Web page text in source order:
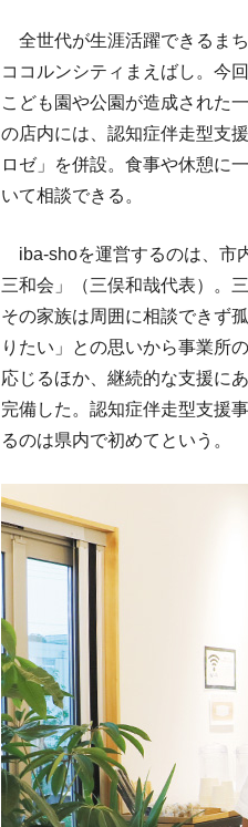
全世代が生涯活躍できるま
ココルンシティまえばし。今
こども園や公園が造成された
の店内には、認知症伴走型支
ロゼ」を併設。食事や休憩に
いて相談できる。
iba-shoを運営するのは、市
三和会」（三俣和哉代表）。
その家族は周囲に相談できず
りたい」との思いから事業所
応じるほか、継続的な支援に
完備した。認知症伴走型支援
るのは県内で初めてという。